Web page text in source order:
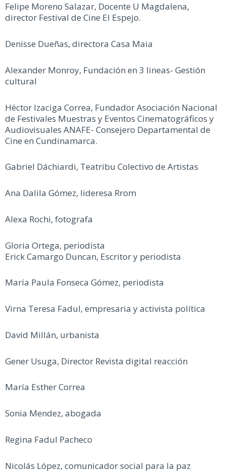
Felipe Moreno Salazar, Docente U Magdalena,
director Festival de Cine El Espejo.
Denisse Dueñas, directora Casa Maia
Alexander Monroy, Fundación en 3 lineas- Gestión
cultural
Héctor Izaciga Correa, Fundador Asociación Nacional
de Festivales Muestras y Eventos Cinematográficos y
Audiovisuales ANAFE- Consejero Departamental de
Cine en Cundinamarca.
Gabriel Dáchiardi, Teatribu Colectivo de Artistas
Ana Dalila Gómez, lideresa Rrom
Alexa Rochi, fotografa
Gloria Ortega, periodista
Erick Camargo Duncan, Escritor y periodista
María Paula Fonseca Gómez, periodista
Virna Teresa Fadul, empresaria y activista política
David Millán, urbanista
Gener Usuga, Director Revista digital reacción
María Esther Correa
Sonia Mendez, abogada
Regina Fadul Pacheco
Nicolás López, comunicador social para la paz